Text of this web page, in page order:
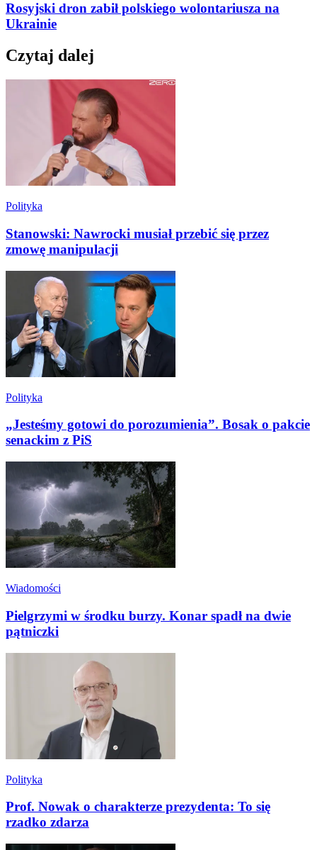
Rosyjski dron zabił polskiego wolontariusza na
Ukrainie
Czytaj dalej
Polityka
Stanowski: Nawrocki musiał przebić się przez
zmowę manipulacji
Polityka
„Jesteśmy gotowi do porozumienia”. Bosak o pakcie
senackim z PiS
Wiadomości
Pielgrzymi w środku burzy. Konar spadł na dwie
pątniczki
Polityka
Prof. Nowak o charakterze prezydenta: To się
rzadko zdarza